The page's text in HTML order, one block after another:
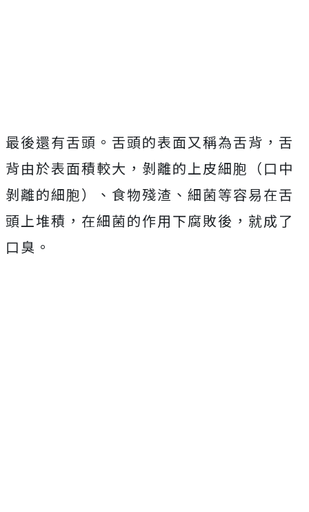
最後還有舌頭。舌頭的表面又稱為舌背，舌
背由於表面積較大，剝離的上皮細胞（口中
剝離的細胞）、食物殘渣、細菌等容易在舌
頭上堆積，在細菌的作用下腐敗後，就成了
口臭。